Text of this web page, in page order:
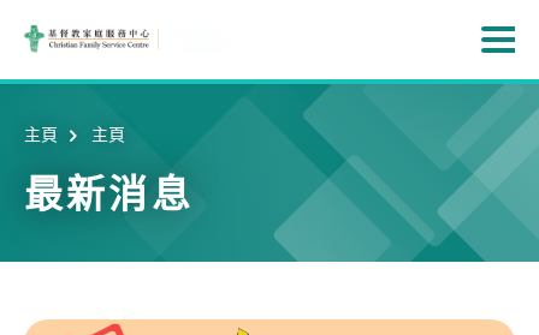
打
主頁 主頁
最新消息